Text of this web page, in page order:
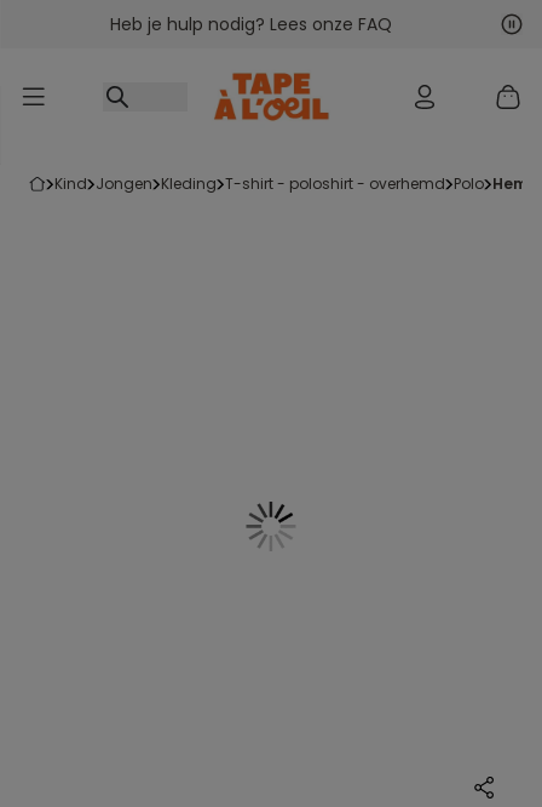
Ga naar inhoudHeb je hulp nodig? Lees onze FAQ
kind jongen kleding t-shirt - poloshirt - overhemd polo